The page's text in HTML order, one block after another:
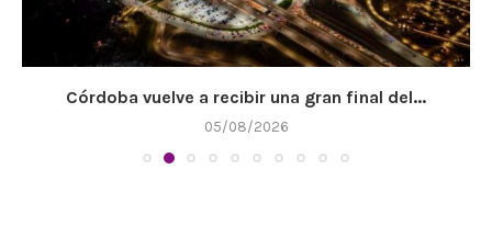
Córdoba vuelve a recibir una gran final del...
05/08/2026